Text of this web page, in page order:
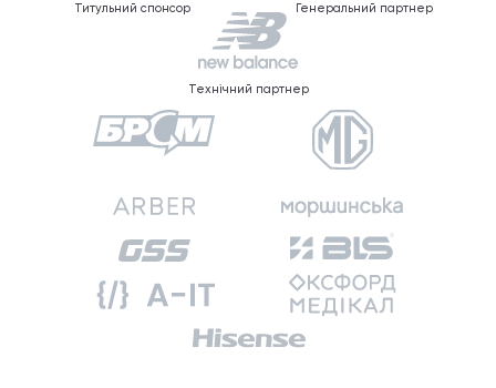
Титульний спонсор Генеральний партнер
Технічний партнер